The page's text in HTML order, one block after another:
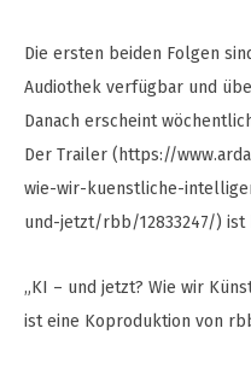
Die ersten beiden Folgen
Audiothek verfügbar und
Danach erscheint
Der Trailer (https://
wie-wir-kuenstliche-
und-jetzt/rbb/12833247/) ist
„KI – und jetzt? Wie wir
ist eine Koproduktion von